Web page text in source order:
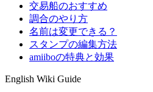
交易船のおすすめ
調合のやり方
名前は変更できる？
スタンプの編集方法
amiiboの特典と効果
English Wiki Guide